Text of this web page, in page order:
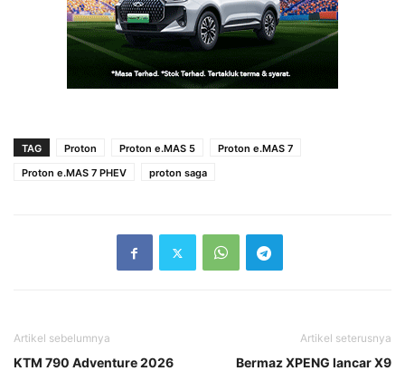
TAG Proton Proton e.MAS 5
Proton e.MAS 7
Proton e.MAS 7 PHEV
proton saga
Artikel sebelumnya
KTM 790 Adventure 2026
Artikel seterusnya
Bermaz XPENG lancar X9